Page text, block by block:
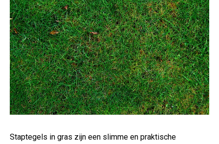
Staptegels in gras zijn een slimme en praktische ​